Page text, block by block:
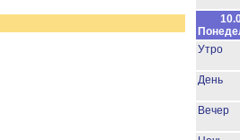
Утро
День
Вечер